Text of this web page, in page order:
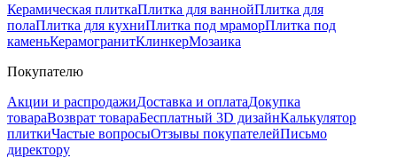
Керамическая плиткаПлитка для ваннойПлитка для
полаПлитка для кухниПлитка под мраморПлитка под
каменьКерамогранитКлинкерМозаика
Покупателю
Акции и распродажиДоставка и оплатаДокупка
товараВозврат товараБесплатный 3D дизайнКалькулятор
плиткиЧастые вопросыОтзывы покупателейПисьмо
директору